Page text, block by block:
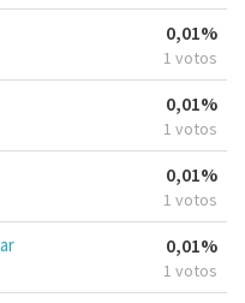
0,01%
1 votos
0,01%
1 votos
0,01%
1 votos
0,01%
1 votos